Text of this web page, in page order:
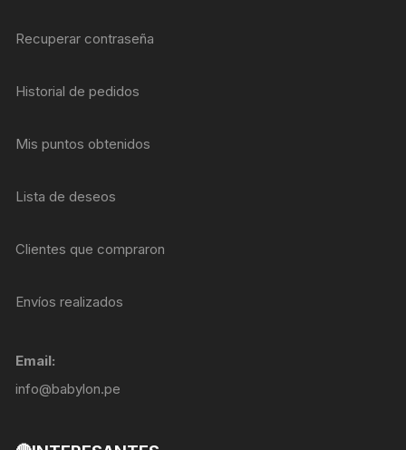
Recuperar contraseña
Historial de pedidos
Mis puntos obtenidos
Lista de deseos
Clientes que compraron
Envíos realizados
Email:
info@babylon.pe